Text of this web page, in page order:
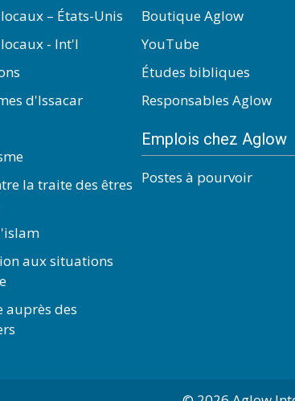
– États-Unis
- Int'l
d'Issacar
la traite des êtres
aux situations
auprès des
Boutique Aglow
YouTube
Études bibliques
Responsables Aglow
Emplois chez Aglow
Postes à pourvoir